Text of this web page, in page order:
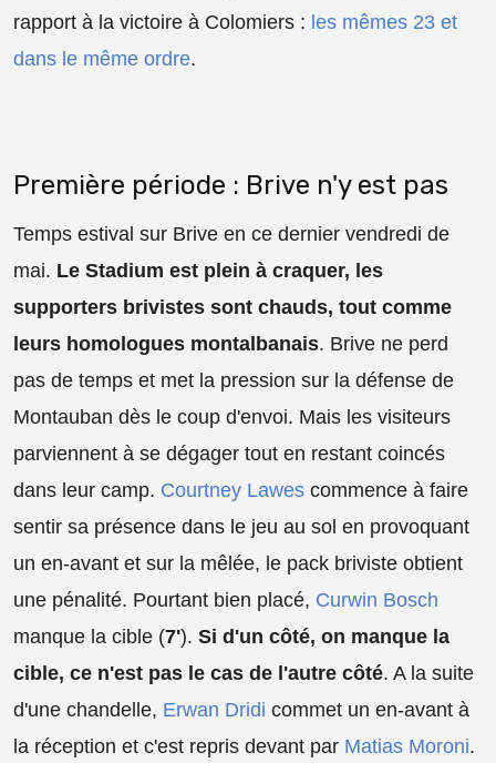
rapport à la victoire à Colomiers : les mêmes 23 et
dans le même ordre.
Première période : Brive n'y est pas
Temps estival sur Brive en ce dernier vendredi de
mai. Le Stadium est plein à craquer, les
supporters brivistes sont chauds, tout comme
leurs homologues montalbanais. Brive ne perd
pas de temps et met la pression sur la défense de
Montauban dès le coup d'envoi. Mais les visiteurs
parviennent à se dégager tout en restant coincés
dans leur camp. Courtney Lawes commence à faire
sentir sa présence dans le jeu au sol en provoquant
un en-avant et sur la mêlée, le pack briviste obtient
une pénalité. Pourtant bien placé, Curwin Bosch
manque la cible (7'). Si d'un côté, on manque la
cible, ce n'est pas le cas de l'autre côté. A la suite
d'une chandelle, Erwan Dridi commet un en-avant à
la réception et c'est repris devant par Matias Moroni.